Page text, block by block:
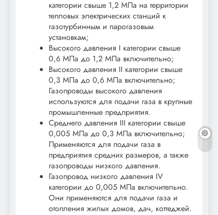
категории свыше 1,2 МПа на территории
тепловых электрических станций к
газотурбинным и парогазовым
установкам;
Высокого давления I категории свыше
0,6 МПа до 1,2 МПа включительно;
Высокого давления II категории свыше
0,3 МПа до 0,6 МПа включительно;
Газопроводы высокого давления
используются для подачи газа в крупные
промышленные предприятия.
Среднего давления III категории свыше
0,005 МПа до 0,3 МПа включительно;
Применяются для подачи газа в
предприятия средних размеров, а также
газопроводы низкого давления.
Газопровод низкого давления IV
категории до 0,005 МПа включительно.
Они применяются для подачи газа и
отопления жилых домов, дач, коттеджей.